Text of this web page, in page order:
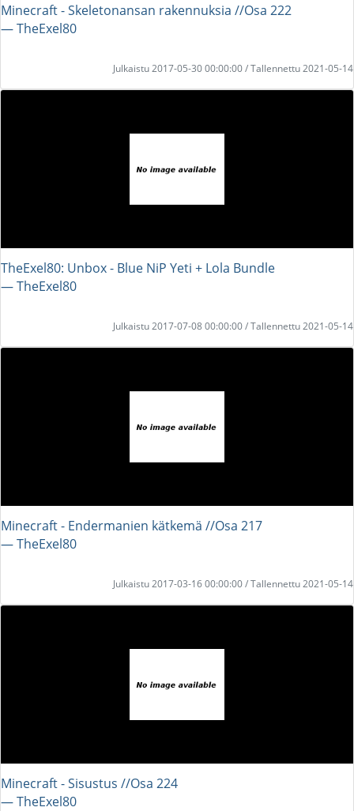
Minecraft - Skeletonansan rakennuksia //Osa 222
― TheExel80
Julkaistu 2017-05-30 00:00:00 / Tallennettu 2021-05-14
TheExel80: Unbox - Blue NiP Yeti + Lola Bundle
― TheExel80
Julkaistu 2017-07-08 00:00:00 / Tallennettu 2021-05-14
Minecraft - Endermanien kätkemä //Osa 217
― TheExel80
Julkaistu 2017-03-16 00:00:00 / Tallennettu 2021-05-14
Minecraft - Sisustus //Osa 224
― TheExel80